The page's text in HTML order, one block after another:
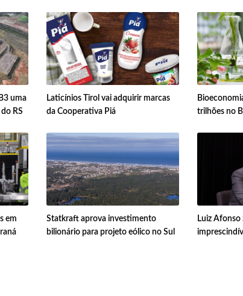
uma
RS
Laticínios Tirol vai adquirir marcas
da Cooperativa Piá
trilhões no
em
Statkraft aprova investimento
bilionário para projeto eólico no Sul
Luiz